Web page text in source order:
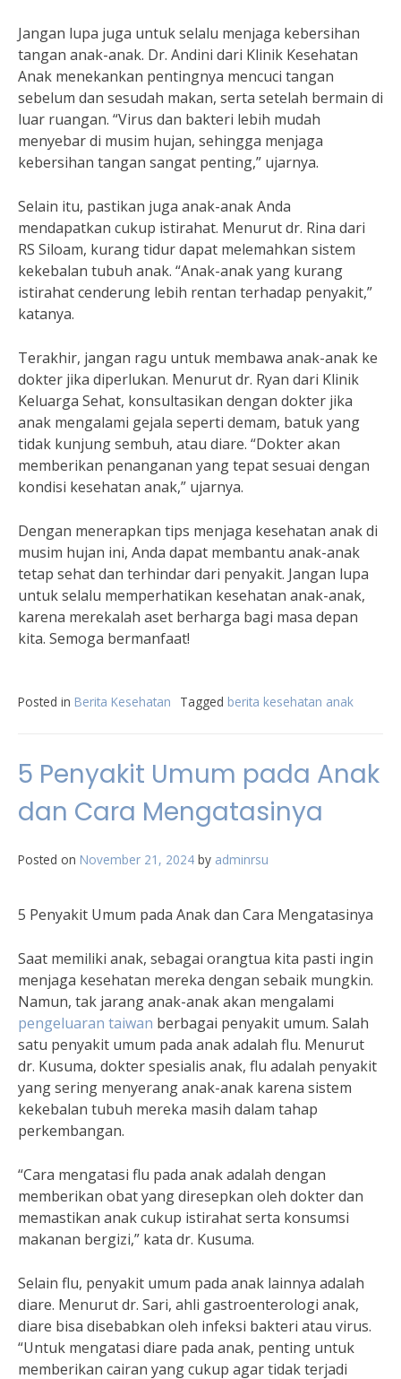
Jangan lupa juga untuk selalu menjaga kebersihan
tangan anak-anak. Dr. Andini dari Klinik Kesehatan
Anak menekankan pentingnya mencuci tangan
sebelum dan sesudah makan, serta setelah bermain di
luar ruangan. “Virus dan bakteri lebih mudah
menyebar di musim hujan, sehingga menjaga
kebersihan tangan sangat penting,” ujarnya.
Selain itu, pastikan juga anak-anak Anda
mendapatkan cukup istirahat. Menurut dr. Rina dari
RS Siloam, kurang tidur dapat melemahkan sistem
kekebalan tubuh anak. “Anak-anak yang kurang
istirahat cenderung lebih rentan terhadap penyakit,”
katanya.
Terakhir, jangan ragu untuk membawa anak-anak ke
dokter jika diperlukan. Menurut dr. Ryan dari Klinik
Keluarga Sehat, konsultasikan dengan dokter jika
anak mengalami gejala seperti demam, batuk yang
tidak kunjung sembuh, atau diare. “Dokter akan
memberikan penanganan yang tepat sesuai dengan
kondisi kesehatan anak,” ujarnya.
Dengan menerapkan tips menjaga kesehatan anak di
musim hujan ini, Anda dapat membantu anak-anak
tetap sehat dan terhindar dari penyakit. Jangan lupa
untuk selalu memperhatikan kesehatan anak-anak,
karena merekalah aset berharga bagi masa depan
kita. Semoga bermanfaat!
Posted in Berita Kesehatan Tagged berita kesehatan anak
5 Penyakit Umum pada Anak
dan Cara Mengatasinya
Posted on November 21, 2024 by adminrsu
5 Penyakit Umum pada Anak dan Cara Mengatasinya
Saat memiliki anak, sebagai orangtua kita pasti ingin
menjaga kesehatan mereka dengan sebaik mungkin.
Namun, tak jarang anak-anak akan mengalami
pengeluaran taiwan berbagai penyakit umum. Salah
satu penyakit umum pada anak adalah flu. Menurut
dr. Kusuma, dokter spesialis anak, flu adalah penyakit
yang sering menyerang anak-anak karena sistem
kekebalan tubuh mereka masih dalam tahap
perkembangan.
“Cara mengatasi flu pada anak adalah dengan
memberikan obat yang diresepkan oleh dokter dan
memastikan anak cukup istirahat serta konsumsi
makanan bergizi,” kata dr. Kusuma.
Selain flu, penyakit umum pada anak lainnya adalah
diare. Menurut dr. Sari, ahli gastroenterologi anak,
diare bisa disebabkan oleh infeksi bakteri atau virus.
“Untuk mengatasi diare pada anak, penting untuk
memberikan cairan yang cukup agar tidak terjadi